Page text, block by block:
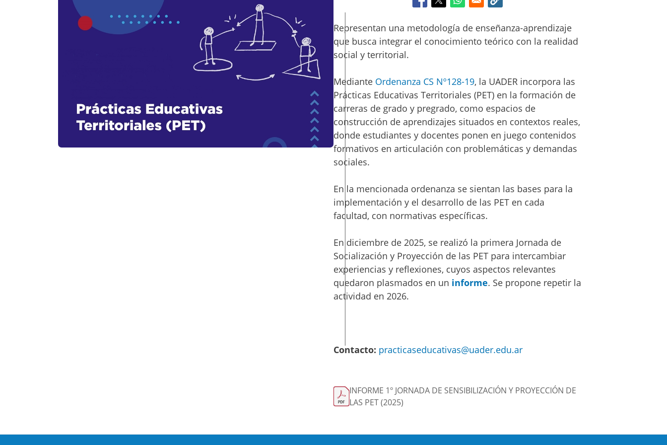
p
l
Representan una metodología de enseñanza-aprendizaje
que busca integrar el conocimiento teórico con la realidad
social y territorial.
Mediante Ordenanza CS Nº128-19, la UADER incorpora las
Prácticas Educativas Territoriales (PET) en la formación de
carreras de grado y pregrado, como espacios de
construcción de aprendizajes situados en contextos reales,
donde estudiantes y docentes ponen en juego contenidos
formativos en articulación con problemáticas y demandas
sociales.
En la mencionada ordenanza se sientan las bases para la
implementación y el desarrollo de las PET en cada
facultad, con normativas específicas.
En diciembre de 2025, se realizó la primera Jornada de
Socialización y Proyección de las PET para intercambiar
experiencias y reflexiones, cuyos aspectos relevantes
quedaron plasmados en un informe. Se propone repetir la
actividad en 2026.
Contacto: practicaseducativas@uader.edu.ar
INFORME 1º JORNADA DE SENSIBILIZACIÓN Y PROYECCIÓN DE
LAS PET (2025)